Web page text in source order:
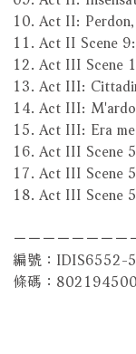
10. Act II:
11. Act II Scene
12. Act III Scene
13. Act III:
14. Act III:
15. Act III: Era
16. Act III Scene
17. Act III Scene
18. Act III Scene
－－－－－－－－
編號：IDIS6552-
條碼：